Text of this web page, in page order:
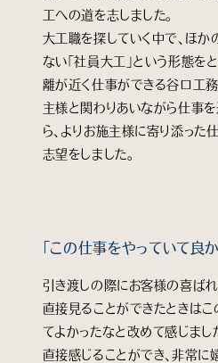
工への道を志しました。
大工職を探していく中で、ほ
ない「社員大工」という形態を
離が近く仕事ができる谷口工
主様と関わりあいながら仕事
ら、よりお施主様に寄り添った
志望をしました。
「この仕事をやっていて良
引き渡しの際にお客様の喜ば
直接見ることができたときは
てよかったなと改めて感じまし
直接感じることができ、非常に